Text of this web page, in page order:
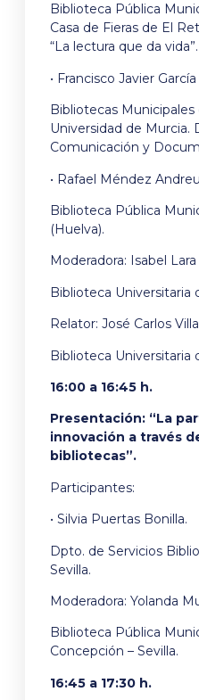
Biblioteca Pública
Casa de Fieras de El
“La lectura que da vida”.
• Francisco Javier
Bibliotecas Municipales
Universidad de
Comunicación y
• Rafael Méndez
Biblioteca Pública
(Huelva).
Moderadora: Isabel Lara
Biblioteca Universitaria
Relator: José Carlos
Biblioteca Universitaria
16:00 a 16:45 h.
Presentación: “La
innovación a través
bibliotecas”.
Participantes:
• Silvia Puertas Bonilla.
Dpto. de Servicios
Sevilla.
Moderadora: Yolanda
Biblioteca Pública
Concepción – Sevilla.
16:45 a 17:30 h.